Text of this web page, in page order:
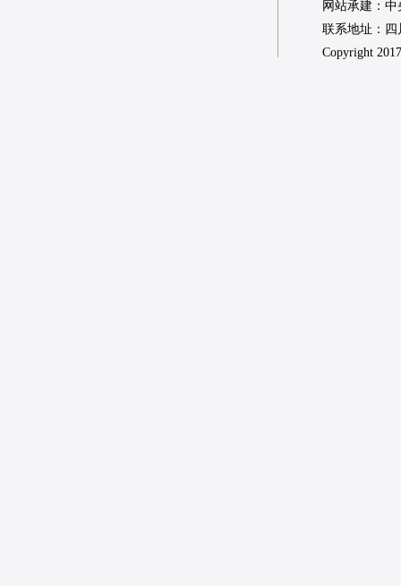
网站承建：
联系地址：四
Copyright